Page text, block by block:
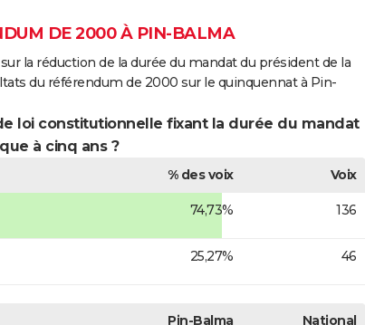
DE 2000 À PIN-BALMA
la réduction de la durée du mandat du président de la
du référendum de 2000 sur le quinquennat à Pin-
loi constitutionnelle fixant la durée du mandat
à cinq ans ?
% des voix
Voix
74,73% 136
25,27% 46
Pin-Balma National